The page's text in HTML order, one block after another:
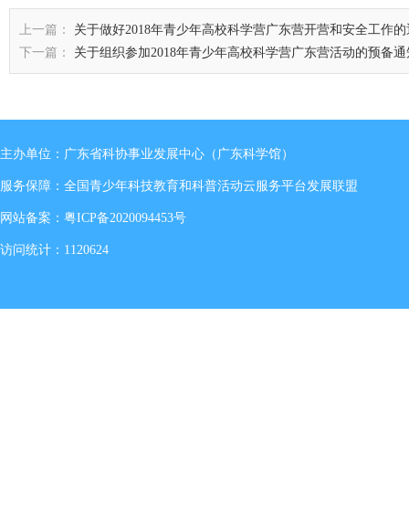
上一篇：
关于做好2018年青少年高校科学营广东营开营和安全工作的
下一篇：
关于组织参加2018年青少年高校科学营广东营活动的预备通
主办单位：广东省科协事业发展中心（广东科学馆）
服务保障：全国青少年科技教育和科普活动云服务平台发展联盟
网站备案： 粤ICP备2020094453号
访问统计：1120624